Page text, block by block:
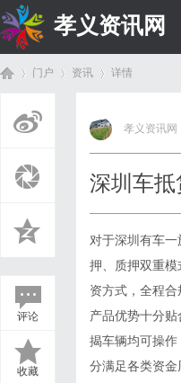
孝义资讯网
门户 资讯
›
详情
评论
收藏
孝义资讯网
深圳车
对于深圳有车
押、质押双重
资方式，全程
产品优势十分
揭车辆均可操
分满足各类资